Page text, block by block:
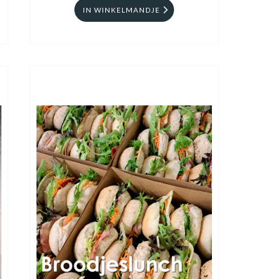
IN WINKELMANDJE